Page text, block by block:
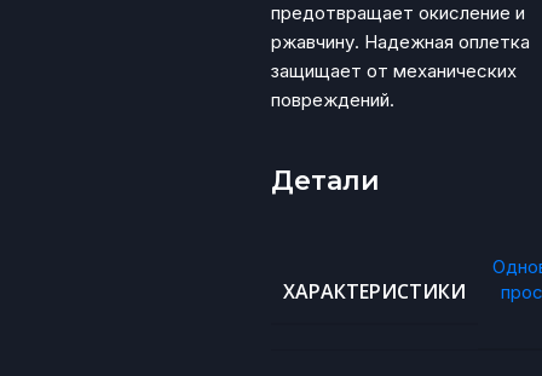
предотвращает окисление и
ржавчину. Надежная оплетка
защищает от механических
повреждений.
Детали
ХАРАКТЕРИСТИКИ